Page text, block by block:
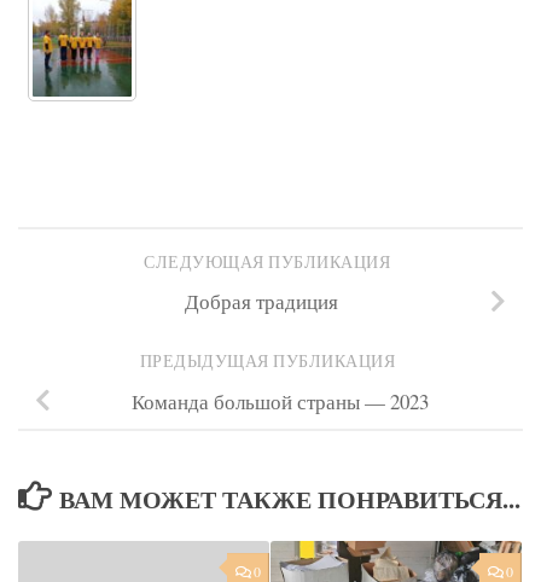
СЛЕДУЮЩАЯ ПУБЛИКАЦИЯ
Добрая традиция
ПРЕДЫДУЩАЯ ПУБЛИКАЦИЯ
Команда большой страны — 2023
ВАМ МОЖЕТ ТАКЖЕ ПОНРАВИТЬСЯ...
0 0